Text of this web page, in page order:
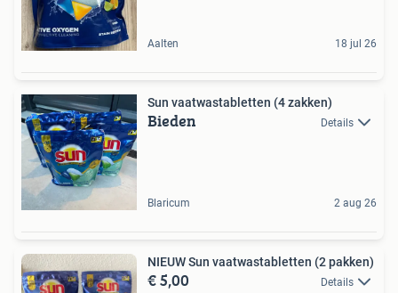
Aalten 18 jul 26
Sun vaatwastabletten (4 zakken)
Bieden Details
Blaricum 2 aug 26
NIEUW Sun vaatwastabletten (2 pakken)
€ 5,00 Details